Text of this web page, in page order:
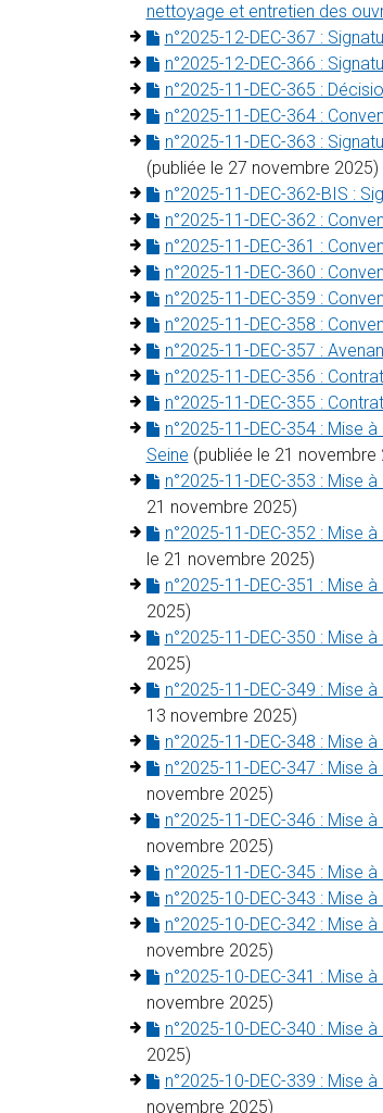
nettoyage et entretien des
n°2025-12-DEC-367 :
n°2025-12-DEC-366 :
n°2025-11-DEC-365 :
n°2025-11-DEC-364 :
n°2025-11-DEC-363 :
(publiée le 27 novembre 2025)
n°2025-11-DEC-362-BIS :
n°2025-11-DEC-362 :
n°2025-11-DEC-361 :
n°2025-11-DEC-360 :
n°2025-11-DEC-359 :
n°2025-11-DEC-358 :
n°2025-11-DEC-357 :
n°2025-11-DEC-356 :
n°2025-11-DEC-355 :
n°2025-11-DEC-354 : Mise
Seine (publiée le 21 novembre
n°2025-11-DEC-353 : Mise
21 novembre 2025)
n°2025-11-DEC-352 : Mise
le 21 novembre 2025)
n°2025-11-DEC-351 : Mise
2025)
n°2025-11-DEC-350 : Mise
2025)
n°2025-11-DEC-349 : Mise
13 novembre 2025)
n°2025-11-DEC-348 : Mise
n°2025-11-DEC-347 : Mise
novembre 2025)
n°2025-11-DEC-346 : Mise
novembre 2025)
n°2025-11-DEC-345 : Mise
n°2025-10-DEC-343 : Mise
n°2025-10-DEC-342 : Mise
novembre 2025)
n°2025-10-DEC-341 : Mise
novembre 2025)
n°2025-10-DEC-340 : Mise
2025)
n°2025-10-DEC-339 : Mise
novembre 2025)